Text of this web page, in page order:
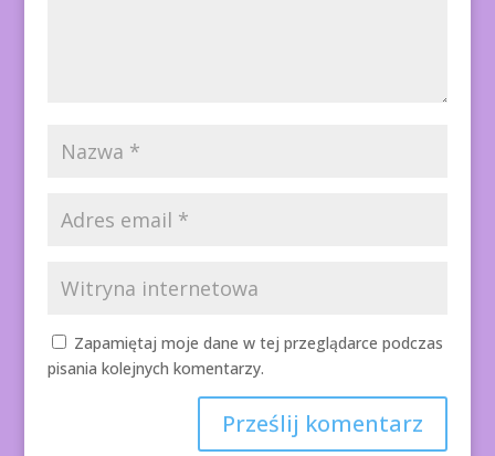
Zapamiętaj moje dane w tej przeglądarce podczas
pisania kolejnych komentarzy.